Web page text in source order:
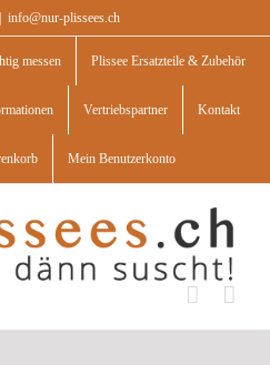
info@nur-plissees.ch
messen Plissee Ersatzteile & Zubehör
Vertriebspartner Kontakt
Mein Benutzerkonto